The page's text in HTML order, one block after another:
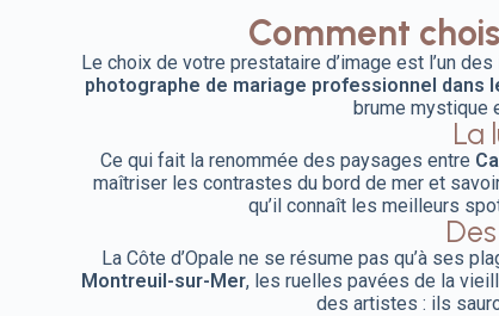
Comment
Le choix de votre prestataire d’image est l’un
photographe de mariage professionnel dans
brume mystique
La
Ce qui fait la renommée des paysages entre
maîtriser les contrastes du bord de mer et
qu’il connaît les meilleurs
La Côte d’Opale ne se résume pas qu’à ses
Montreuil-sur-Mer, les ruelles pavées de la
des artistes : ils